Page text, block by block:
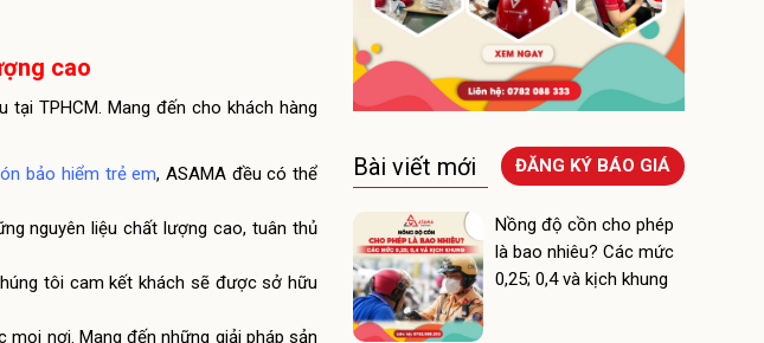
cao
TPHCM. Mang đến cho khách hàng
bảo hiểm trẻ em, ASAMA đều có thể
nguyên liệu chất lượng cao, tuân thủ
tôi cam kết khách sẽ được sở hữu
nơi. Mang đến những giải pháp sản
Bài viết mới ĐĂNG KÝ BÁO GIÁ
Nồng độ cồn cho phép
là bao nhiêu? Các mức
0,25; 0,4 và kịch khung